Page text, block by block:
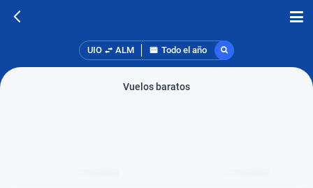
UIO ALM Todo el año
Vuelos baratos